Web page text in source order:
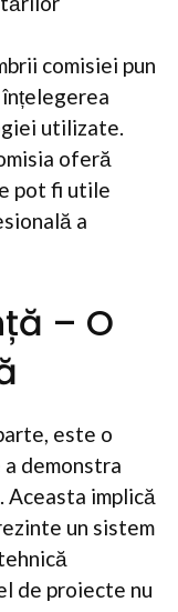
comisiei pun
utilizate.
oferă
pot fi utile
a
– O
este o
demonstra
implică
un sistem
de proiecte nu